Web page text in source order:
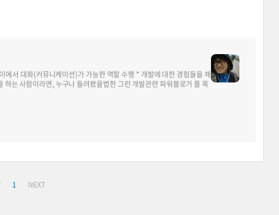
서 대화(커뮤니케이션)가 가능한 역할 수행 * 개발에 대한 경험들을 체
는 사람이라면, 누구나 들려봤을법한 그런 개발관련 파워블로거 를 목
1 NEXT